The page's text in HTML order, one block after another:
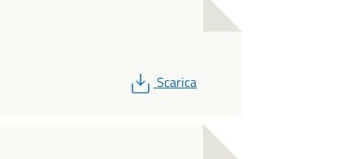
PDF
Scarica